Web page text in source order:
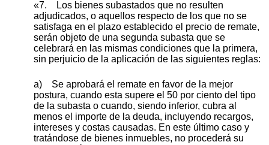
«7. Los bienes subastados que no resulten
adjudicados, o aquellos respecto de los que no se
satisfaga en el plazo establecido el precio de remate,
serán objeto de una segunda subasta que se
celebrará en las mismas condiciones que la primera,
sin perjuicio de la aplicación de las siguientes reglas:
a) Se aprobará el remate en favor de la mejor
postura, cuando esta supere el 50 por ciento del tipo
de la subasta o cuando, siendo inferior, cubra al
menos el importe de la deuda, incluyendo recargos,
intereses y costas causadas. En este último caso y
tratándose de bienes inmuebles, no procederá su